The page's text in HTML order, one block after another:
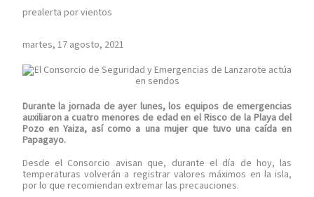
prealerta por vientos
martes, 17 agosto, 2021
Durante la jornada de ayer lunes, los equipos de emergencias
auxiliaron a cuatro menores de edad en el Risco de la Playa del
Pozo en Yaiza, así como a una mujer que tuvo una caída en
Papagayo.
Desde el Consorcio avisan que, durante el día de hoy, las
temperaturas volverán a registrar valores máximos en la isla,
por lo que recomiendan extremar las precauciones.